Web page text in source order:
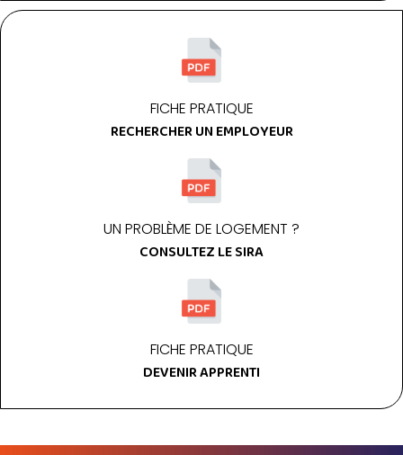
FICHE PRATIQUE
RECHERCHER UN EMPLOYEUR
UN PROBLÈME DE LOGEMENT ?
CONSULTEZ LE SIRA
FICHE PRATIQUE
DEVENIR APPRENTI